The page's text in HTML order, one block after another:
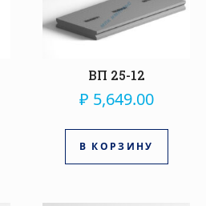
ВП 25-12
₽ 5,649.00
В КОРЗИНУ